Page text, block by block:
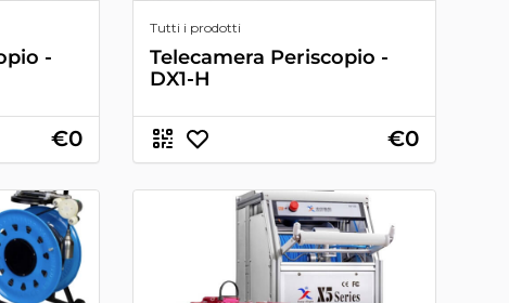
-
€0
Tutti i prodotti
Telecamera Periscopio -
DX1-H
€0